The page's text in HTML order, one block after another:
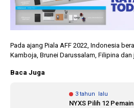
Pada ajang Piala AFF 2022, Indonesia
Kamboja, Brunei Darussalam, Filipina dan
Baca Juga
3 tahun lalu
NYXS Pilih 12